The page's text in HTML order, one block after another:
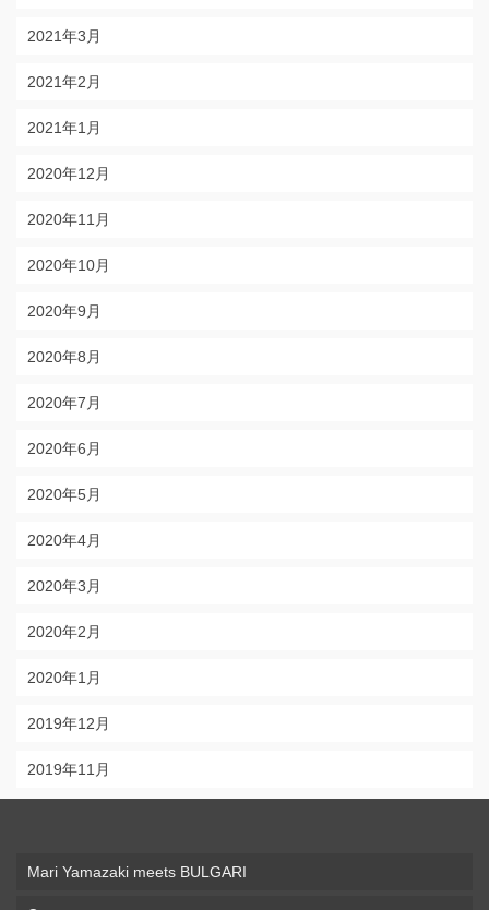
2021年3月
2021年2月
2021年1月
2020年12月
2020年11月
2020年10月
2020年9月
2020年8月
2020年7月
2020年6月
2020年5月
2020年4月
2020年3月
2020年2月
2020年1月
2019年12月
2019年11月
Mari Yamazaki meets BULGARI